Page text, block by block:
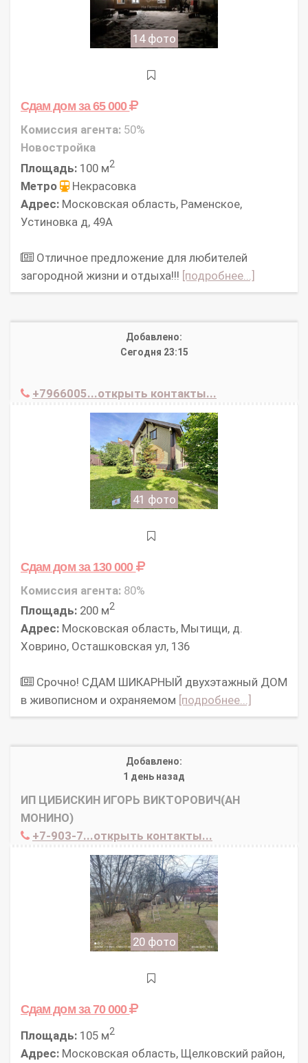
14 фото
Сдам домза 65 000
Комиссия агента: 50%
Новостройка
Площадь: 100 м2
Метро
Некрасовка
Адрес: Московская область, Раменское,
Устиновка д, 49А
Отличное предложение для любителей
загородной жизни и отдыха!!! [подробнее...]
Добавлено:
Сегодня 23:15
+7966005...открыть контакты...
41 фото
Сдам домза 130 000
Комиссия агента: 80%
Площадь: 200 м2
Адрес: Московская область, Мытищи, д.
Ховрино, Осташковская ул, 136
Срочно! СДАМ ШИКАРНЫЙ двухэтажный ДОМ
в живописном и охраняемом [подробнее...]
Добавлено:
1 день назад
ИП ЦИБИСКИН ИГОРЬ ВИКТОРОВИЧ(АН
МОНИНО)
+7-903-7...открыть контакты...
20 фото
Сдам домза 70 000
Площадь: 105 м2
Адрес: Московская область, Щелковский район,